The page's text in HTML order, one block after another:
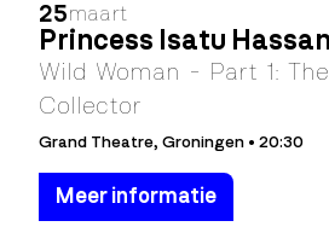
25maart
Princess Isatu
Wild Woman - Part 1:
Collector
Grand Theatre, Groningen • 20:30
Meer informatie